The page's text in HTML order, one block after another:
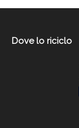
Dove lo riciclo